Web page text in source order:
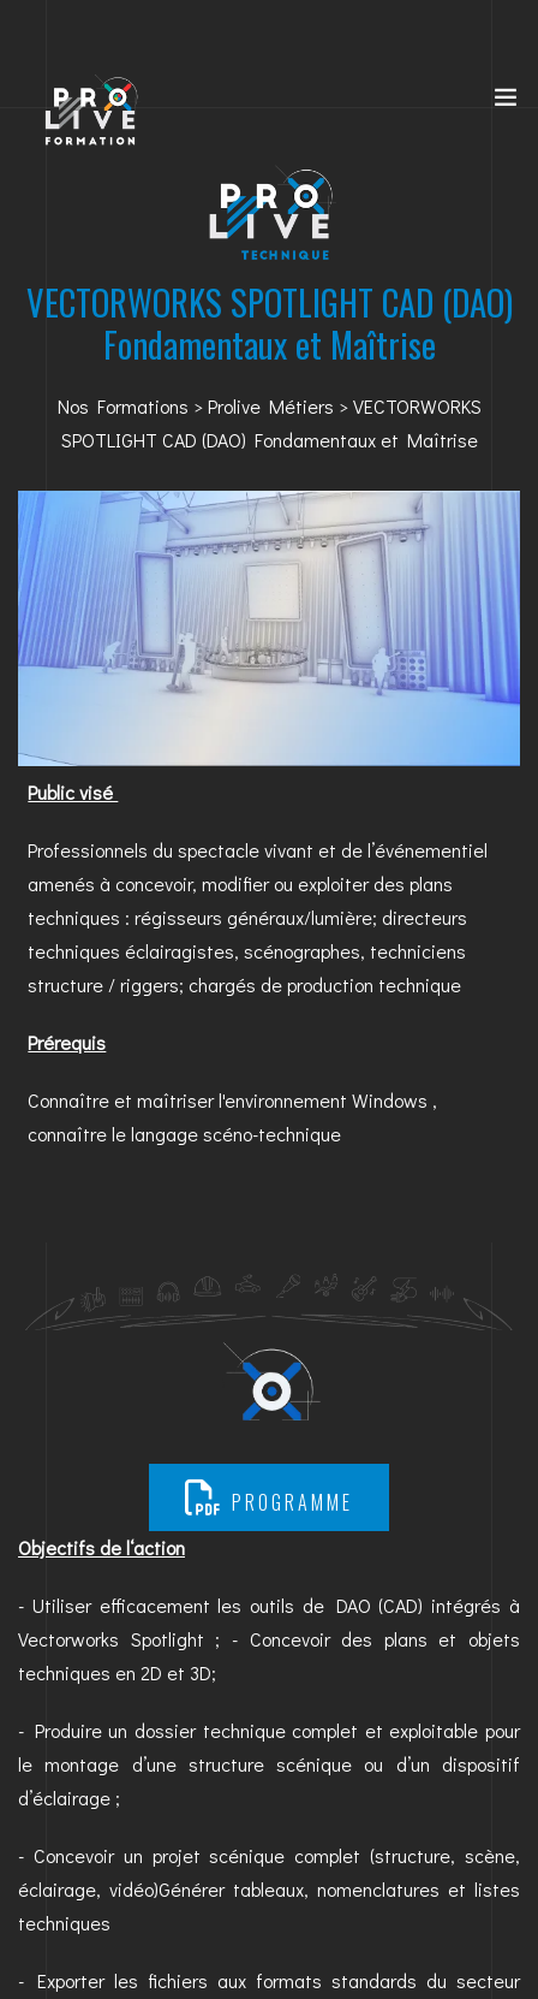
VECTORWORKS SPOTLIGHT CAD (DAO)
Fondamentaux et Maîtrise
Nos Formations >Prolive Métiers > VECTORWORKS
SPOTLIGHT CAD (DAO) Fondamentaux et Maîtrise
Public visé
Professionnels du spectacle vivant et de l’événementiel
amenés à concevoir, modifier ou exploiter des plans
techniques : régisseurs généraux/lumière; directeurs
techniques éclairagistes, scénographes, techniciens
structure / riggers; chargés de production technique
Prérequis
Connaître et maîtriser l'environnement Windows ,
connaître le langage scéno-technique
PROGRAMME
Objectifs de l‘action
- Utiliser efficacement les outils de DAO (CAD) intégrés à
Vectorworks Spotlight ; - Concevoir des plans et objets
techniques en 2D et 3D;
- Produire un dossier technique complet et exploitable pour
le montage d’une structure scénique ou d’un dispositif
d’éclairage ;
- Concevoir un projet scénique complet (structure, scène,
éclairage, vidéo)Générer tableaux, nomenclatures et listes
techniques
- Exporter les fichiers aux formats standards du secteur